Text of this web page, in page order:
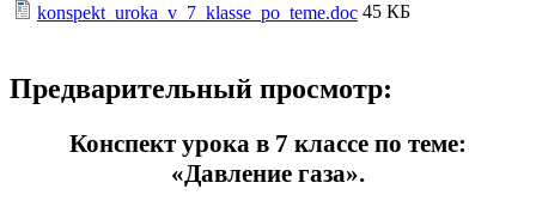
konspekt_uroka_v_7_klasse_po_teme.doc 45 КБ
Предварительный просмотр:
Конспект урока в 7 классе по теме:
«Давление газа».